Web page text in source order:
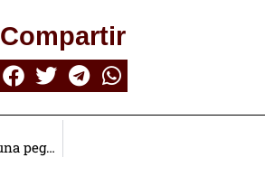
Compartir
¿Cómo desarrollar una pegada fuerte?